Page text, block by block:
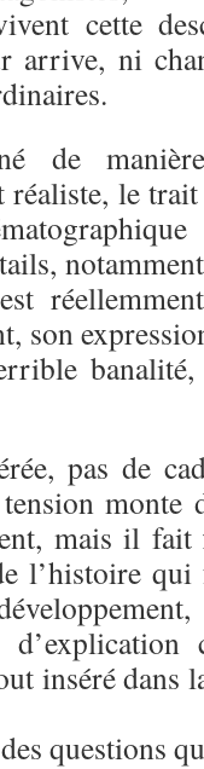
cette
arrive, ni
de
réaliste, le
son
pas de
monte
mais il fait
l’histoire
inséré
questions